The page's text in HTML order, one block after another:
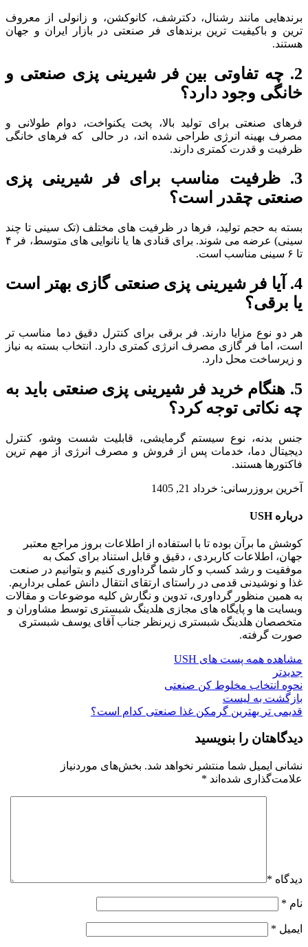
برندهایی مانند رشنال، دکترشف، کانوکشن، و زانولی از معروف
ترین و باکیفیت ترین برندهای فر صنعتی در بازار ایران و جهان
هستند.
2. چه تفاوتی بین فر شیرینی پزی صنعتی و
خانگی وجود دارد؟
فرهای صنعتی برای تولید بالا، پخت یکنواخت، دوام طولانی و
مصرف بهینه انرژی طراحی شده اند، در حالی که فرهای خانگی
ظرفیت و قدرت کمتری دارند.
3. ظرفیت مناسب برای فر شیرینی پزی
صنعتی چقدر است؟
بسته به حجم تولید، فرها در ظرفیت های مختلف (تک سینی تا چند
سینی) عرضه می شوند. برای قنادی ها یا نانوایی های متوسط، فر ۴
تا ۶ سینی مناسب است.
4. آیا فر شیرینی پزی صنعتی گازی بهتر است
یا برقی؟
هر دو نوع مزایا دارند. فر برقی برای کنترل دقیق دما مناسب تر
است، اما فر گازی مصرف انرژی کمتری دارد. انتخاب بسته به نیاز
و زیرساخت محل دارد.
5. هنگام خرید فر شیرینی پزی صنعتی باید به
چه نکاتی توجه کرد؟
جنس بدنه، نوع سیستم گرمایشی، قابلیت شست وشو، کنترل
دیجیتال دما، خدمات پس از فروش و مصرف انرژی از مهم ترین
فاکتورها هستند.
آخرین بروزرسانی: خرداد 21, 1405
درباره USH
کوشش ما برآن بوده تا با استفاده از اطلاعات بروز مراجع معتبر
جهان، اطلاعات کاربردی ، دقیق و قابل استناد برای کمک به
موفقیت و رشد کسب و کار شما گرداوری کنیم و بتوانیم در صنعت
غذا و نوشیدنی قدمی در راستای ارتقای انتقال دانش عملی برداریم.
به همین منظور گرداوری، تدوین و نگارش کلیه موضوعات و مقالات
وبسایت ها و پایگاه های مجازی هلدینگ شبستری توسط مشاوران و
متخصصان هلدینگ شبستری زیرنظر جناب آقای یوسف شبستری
صورت گرفته.
مشاهده همه پست های USH
جدیدتر
نحوه انتخاب مخلوط کن صنعتی
بازگشت به لیست
قدیمی تر بهترین گرمکن غذا صنعتی کدام است؟
دیدگاهتان را بنویسید
نشانی ایمیل شما منتشر نخواهد شد. بخش‌های موردنیاز
علامت‌گذاری شده‌اند *
دیدگاه *
نام *
ایمیل *